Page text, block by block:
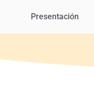
Presentación